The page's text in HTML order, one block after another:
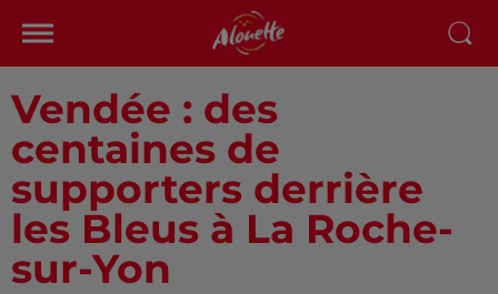
Vendée : des
centaines de
supporters derrière
les Bleus à La Roche-
sur-Yon